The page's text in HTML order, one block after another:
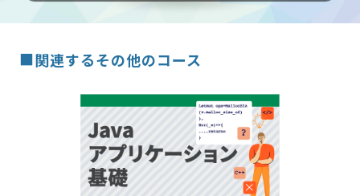
■関連するその他のコース